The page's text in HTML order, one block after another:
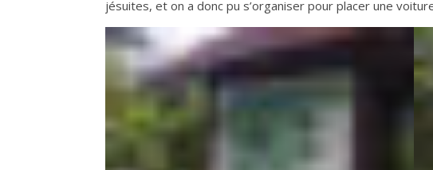
jésuites, et on a donc pu s’organiser pour placer une